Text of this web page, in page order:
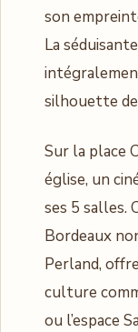
son
La
silhouette
Sur la place
église, un
ses 5 salles.
Bordeaux
Perland,
culture
ou l’espace